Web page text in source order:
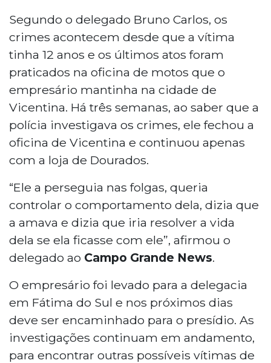
Segundo o delegado Bruno Carlos, os
crimes acontecem desde que a vítima
tinha 12 anos e os últimos atos foram
praticados na oficina de motos que o
empresário mantinha na cidade de
Vicentina. Há três semanas, ao saber que a
polícia investigava os crimes, ele fechou a
oficina de Vicentina e continuou apenas
com a loja de Dourados.
“Ele a perseguia nas folgas, queria
controlar o comportamento dela, dizia que
a amava e dizia que iria resolver a vida
dela se ela ficasse com ele”, afirmou o
delegado ao Campo Grande News.
O empresário foi levado para a delegacia
em Fátima do Sul e nos próximos dias
deve ser encaminhado para o presídio. As
investigações continuam em andamento,
para encontrar outras possíveis vítimas de